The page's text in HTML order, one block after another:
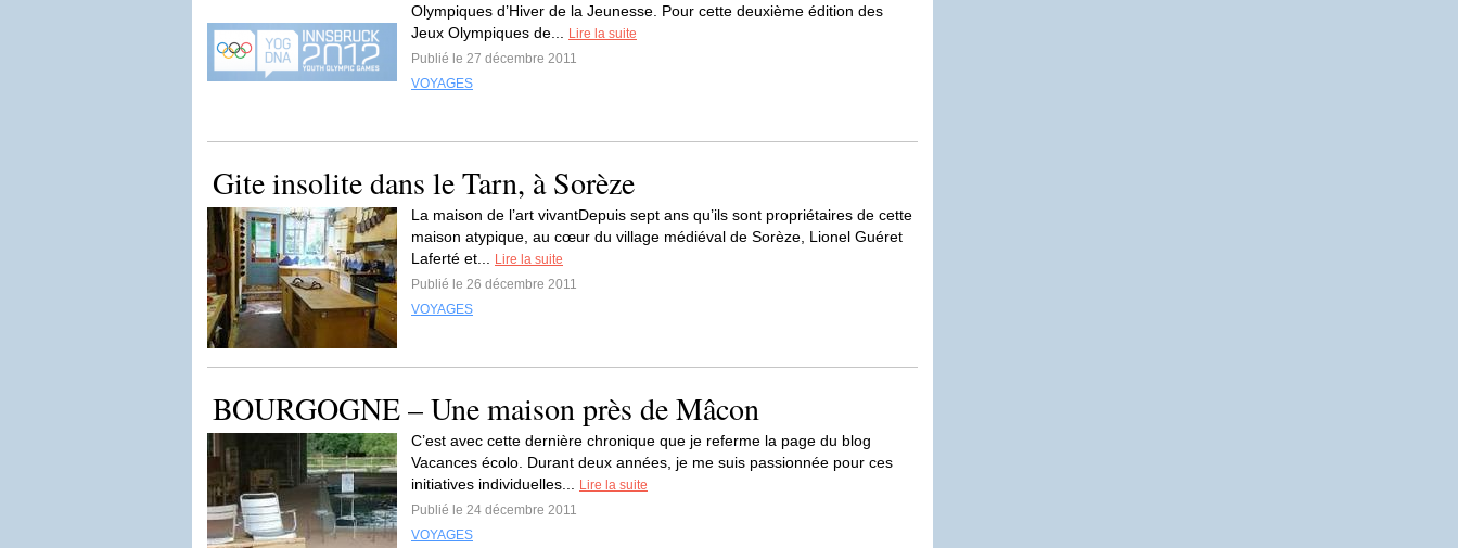
Olympiques d’Hiver de la Jeunesse. Pour cette deuxième édition des
Jeux Olympiques de...
Lire la suite
Publié le 27 décembre 2011
VOYAGES
Gite insolite dans le Tarn, à Sorèze
La maison de l’art vivantDepuis sept ans qu’ils sont propriétaires de cette
maison atypique, au cœur du village médiéval de Sorèze, Lionel Guéret
Laferté et...
Lire la suite
Publié le 26 décembre 2011
VOYAGES
BOURGOGNE – Une maison près de Mâcon
C’est avec cette dernière chronique que je referme la page du blog
Vacances écolo. Durant deux années, je me suis passionnée pour ces
initiatives individuelles...
Lire la suite
Publié le 24 décembre 2011
VOYAGES